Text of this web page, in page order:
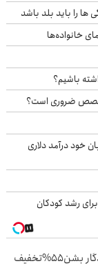
را باید بلد باشد
باشیم؟
ضروری است؟
خود درآمد دلاری
رشد کودکان